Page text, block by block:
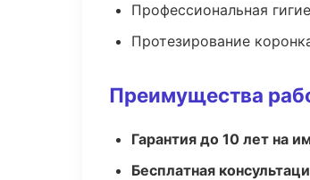
Профессиональная
Протезирование
Преимущества
Гарантия до 10 лет на
Бесплатная